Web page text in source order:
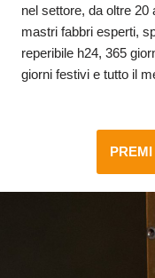
nel settore, da oltre
mastri fabbri esperti,
reperibile h24, 365
giorni festivi e tutto il